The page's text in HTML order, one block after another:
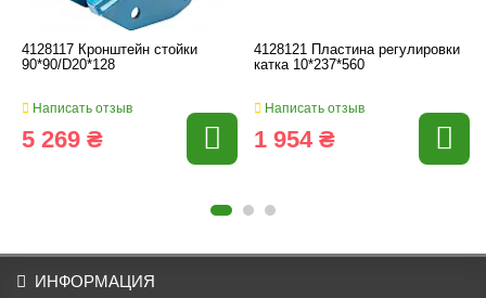
4128117 Кронштейн стойки
90*90/D20*128
Написать отзыв
5 269 ₴
4128121 Пластина регулировки
катка 10*237*560
Написать отзыв
1 954 ₴
ИНФОРМАЦИЯ